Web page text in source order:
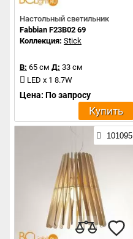
Настольный светильник
Fabbian F23B02 69
Коллекция: Stick
В: 65 см Д: 33 см
LED x 1 8.7W
Цена: По запросу
Купить
101095